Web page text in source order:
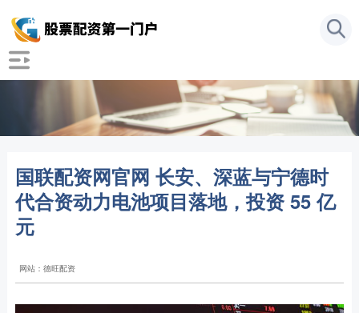
国联配资网官网 长安、深蓝与宁德时
代合资动力电池项目落地，投资 55 亿
元
网站：德旺配资